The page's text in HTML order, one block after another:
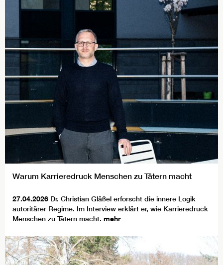
Warum Karrieredruck Menschen zu Tätern macht
27.04.2026 Dr. Christian Gläßel erforscht die innere Logik
autoritärer Regime. Im Interview erklärt er, wie Karrieredruck
Menschen zu Tätern macht. mehr